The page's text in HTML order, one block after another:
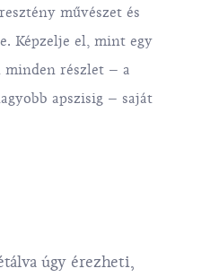
művészet és
Képzelje el, mint egy
minden részlet – a
apszisig – saját
úgy érezheti,